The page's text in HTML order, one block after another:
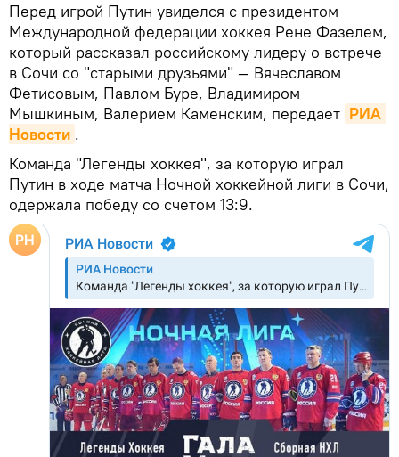
Перед игрой Путин увиделся с президентом
Международной федерации хоккея Рене Фазелем,
который рассказал российскому лидеру о встрече
в Сочи со "старыми друзьями" — Вячеславом
Фетисовым, Павлом Буре, Владимиром
Мышкиным, Валерием Каменским, передает РИА
Новости .
Команда "Легенды хоккея", за которую играл
Путин в ходе матча Ночной хоккейной лиги в Сочи,
одержала победу со счетом 13:9.